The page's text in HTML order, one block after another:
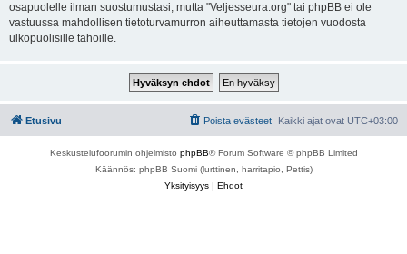
osapuolelle ilman suostumustasi, mutta "Veljesseura.org" tai phpBB ei ole
vastuussa mahdollisen tietoturvamurron aiheuttamasta tietojen vuodosta
ulkopuolisille tahoille.
Etusivu Kaikki ajat ovat UTC+03:00
Poista evästeet
Keskustelufoorumin ohjelmisto phpBB® Forum Software © phpBB Limited
Käännös: phpBB Suomi (lurttinen, harritapio, Pettis)
Yksityisyys | Ehdot